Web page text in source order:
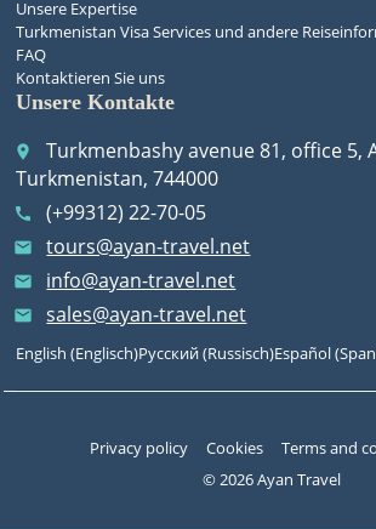
Unsere Expertise
Turkmenistan Visa Services und andere
FAQ
Kontaktieren Sie uns
Unsere Kontakte
place
Turkmenbashy avenue 81, office 5,
Turkmenistan, 744000
call (+99312) 22-70-05
email tours@ayan-travel.net
email info@ayan-travel.net
email sales@ayan-travel.net
English (Englisch)Русский(Russisch)Español(
© 2026 Ayan Travel
Privacy policy Cookies Terms and